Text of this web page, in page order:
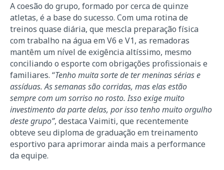
A coesão do grupo, formado por cerca de quinze
atletas, é a base do sucesso. Com uma rotina de
treinos quase diária, que mescla preparação física
com trabalho na água em V6 e V1, as remadoras
mantêm um nível de exigência altíssimo, mesmo
conciliando o esporte com obrigações profissionais e
familiares. “Tenho muita sorte de ter meninas sérias e
assíduas. As semanas são corridas, mas elas estão
sempre com um sorriso no rosto. Isso exige muito
investimento da parte delas, por isso tenho muito orgulho
deste grupo”, destaca Vaimiti, que recentemente
obteve seu diploma de graduação em treinamento
esportivo para aprimorar ainda mais a performance
da equipe.